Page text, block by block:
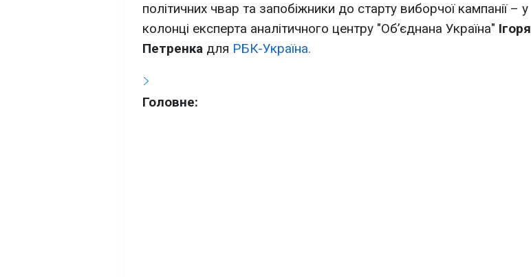
політичних чвар та запобіжники до старту виборчої кампанії – у
колонці експерта аналітичного центру "Об’єднана Україна" Ігоря
Петренка для РБК-Україна.
Головне: